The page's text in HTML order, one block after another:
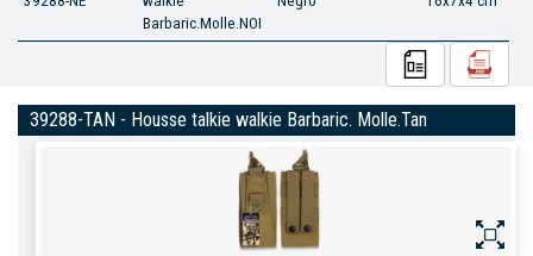
Barbaric.Molle.NOI
39288-TAN - Housse talkie walkie Barbaric. Molle.Tan